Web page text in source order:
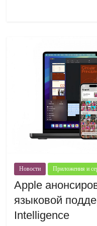
Новости Приложения и
Apple
языковой
Intelligence